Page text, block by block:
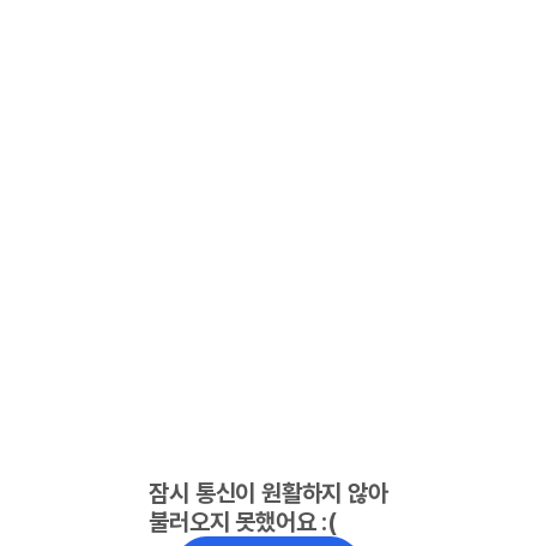
잠시 통신이 원활하지 않아
불러오지 못했어요 :(